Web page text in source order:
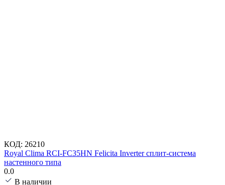
КОД: 26210
Royal Clima RCI-FC35HN Felicita Inverter сплит-система
настенного типа
0.0
В наличии